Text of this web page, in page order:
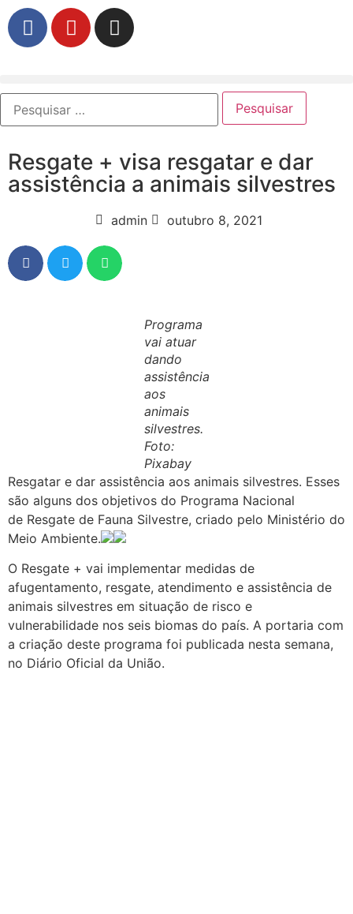
Resgate + visa resgatar e dar
assistência a animais silvestres
admin outubro 8, 2021
Programa
vai atuar
dando
assistência
aos
animais
silvestres.
Foto:
Pixabay
Resgatar e dar assistência aos animais silvestres. Esses
são alguns dos objetivos do Programa Nacional
de Resgate de Fauna Silvestre, criado pelo Ministério do
Meio Ambiente.
O Resgate + vai implementar medidas de
afugentamento, resgate, atendimento e assistência de
animais silvestres em situação de risco e
vulnerabilidade nos seis biomas do país. A portaria com
a criação deste programa foi publicada nesta semana,
no Diário Oficial da União.